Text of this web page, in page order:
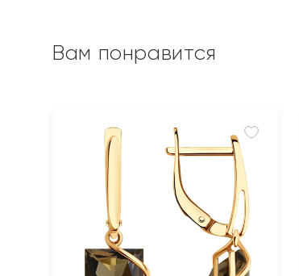
Вам понравится